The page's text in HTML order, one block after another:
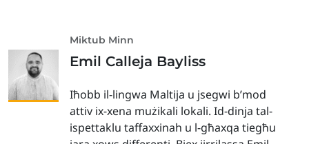
Miktub Minn
Emil Calleja Bayliss
Iħobb il-lingwa Maltija u jsegwi b’mod
attiv ix-xena mużikali lokali. Id-dinja tal-
ispettaklu taffaxxinah u l-għaxqa tiegħu